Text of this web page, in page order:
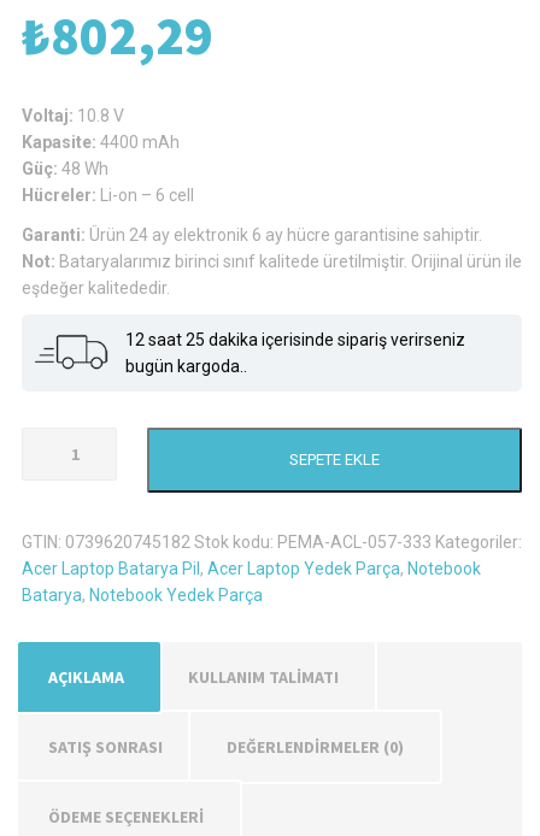
₺802,29
Voltaj: 10.8 V
Kapasite: 4400 mAh
Güç: 48 Wh
Hücreler:
Li-on – 6 cell
Garanti: Ürün 24 ay elektronik 6 ay hücre garantisine sahiptir.
Not: Bataryalarımız birinci sınıf kalitede üretilmiştir. Orijinal ürün ile
eşdeğer kalitededir.
12 saat 25 dakika içerisinde sipariş verirseniz
bugün kargoda..
Batarya
Pil
adet
SEPETE EKLE
GTIN: 0739620745182 Stok kodu: PEMA-ACL-057-333 Kategoriler:
Acer Laptop Batarya Pil , Acer Laptop Yedek Parça, Notebook
Batarya, Notebook Yedek Parça
AÇIKLAMA KULLANIM TALİMATI
SATIŞ SONRASI DEĞERLENDIRMELER (0)
ÖDEME SEÇENEKLERİ